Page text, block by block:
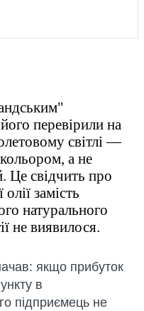
перевірили на
світлі —
а не
Це свідчить про
замість
натурального
не виявилося.
якщо прибуток
в
підприємець не